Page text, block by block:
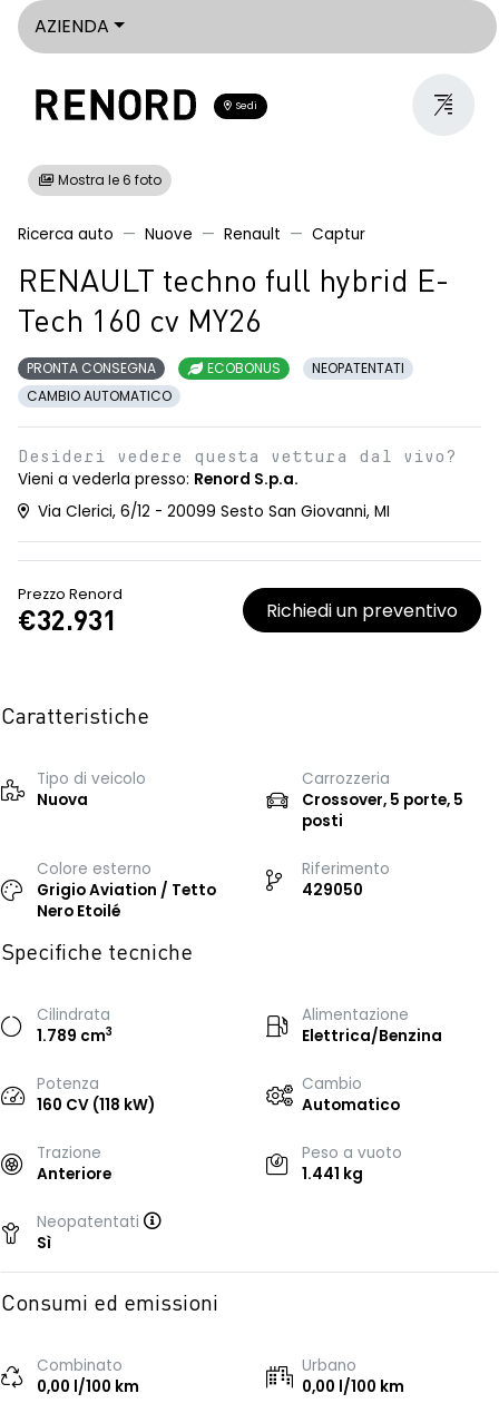
AZIENDA
Sedi
Mostra le 6 foto
Ricerca auto Nuove Renault Captur
RENAULT techno full hybrid E-
Tech 160 cv MY26
PRONTA CONSEGNA ECOBONUS
NEOPATENTATI
CAMBIO AUTOMATICO
Desideri vedere questa vettura dal vivo?
Vieni a vederla presso: Renord S.p.a.
Via Clerici, 6/12 - 20099 Sesto San Giovanni, MI
Prezzo Renord
€32.931 Richiedi un preventivo
Caratteristiche
Tipo di veicolo
Nuova
Carrozzeria
Crossover, 5 porte, 5
posti
Colore esterno
Grigio Aviation / Tetto
Nero Etoilé
Riferimento
429050
Specifiche tecniche
Cilindrata
1.789 cm3
Alimentazione
Elettrica/Benzina
Potenza
160 CV (118 kW)
Cambio
Automatico
Trazione
Anteriore
Peso a vuoto
1.441 kg
Neopatentati
Sì
Consumi ed emissioni
Combinato
0,00 l/100 km
Urbano
0,00 l/100 km